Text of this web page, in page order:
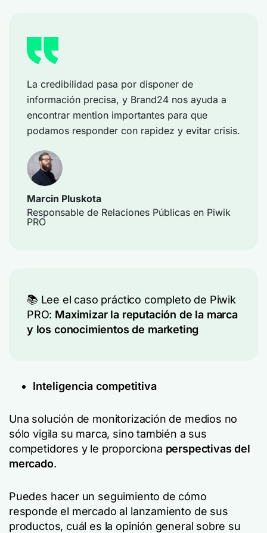
La credibilidad pasa por disponer de
información precisa, y Brand24 nos ayuda a
encontrar mention importantes para que
podamos responder con rapidez y evitar crisis.
Marcin Pluskota
Responsable de Relaciones Públicas en Piwik
PRO
📚 Lee el caso práctico completo de Piwik
PRO: Maximizar la reputación de la marca
y los conocimientos de marketing
Inteligencia competitiva
Una solución de monitorización de medios no
sólo vigila su marca, sino también a sus
competidores y le proporciona perspectivas del
mercado.
Puedes hacer un seguimiento de cómo
responde el mercado al lanzamiento de sus
productos, cuál es la opinión general sobre su